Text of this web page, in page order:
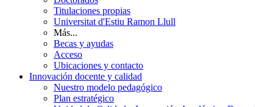
Titulaciones propias
Universitat d'Estiu Ramon Llull
Más...
Becas y ayudas
Acceso
Ubicaciones y contacto
Innovación docente y calidad
Nuestro modelo pedagógico
Plan estratégico